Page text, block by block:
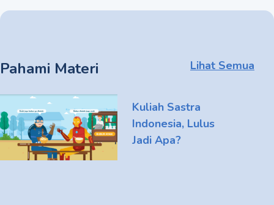
Pahami Materi Lihat Semua
Kuliah Sastra
Indonesia, Lulus
Jadi Apa?